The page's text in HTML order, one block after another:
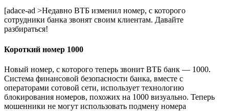
[adace-ad >Недавно ВТБ изменил номер, с которого
сотрудники банка звонят своим клиентам. Давайте
разбираться!
Короткий номер 1000
Новый номер, с которого теперь звонит ВТБ банк ― 1000.
Система финансовой безопасности банка, вместе с
операторами сотовой сети, использует технологию
блокирования номеров, похожих на 1000 визуально. Теперь
мошенники не могут использовать подмену номера